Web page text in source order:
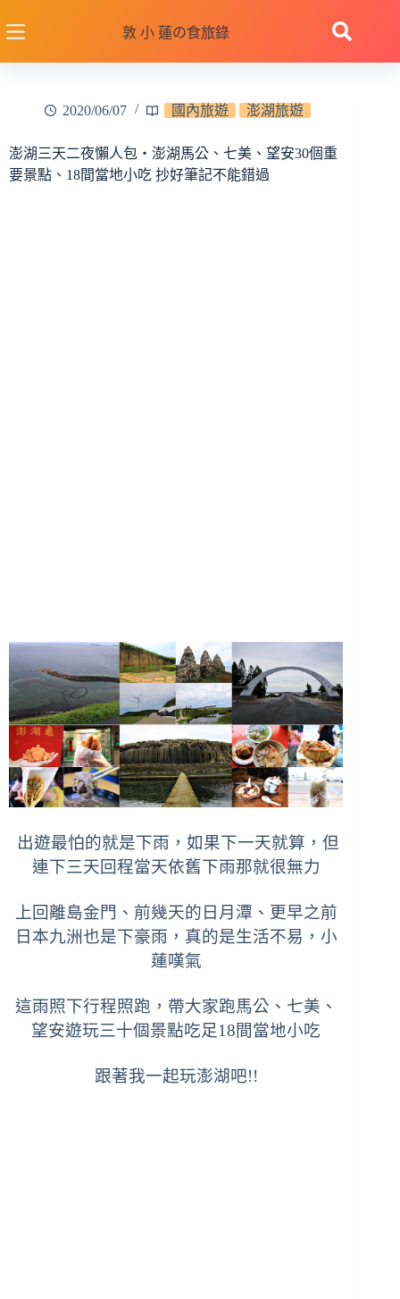
至
敦 小 蓮の食旅錄
2020/06/07 國內旅遊 澎湖旅遊
澎湖三天二夜懶人包‧澎湖馬公、七美、望安30個重
要景點、18間當地小吃 抄好筆記不能錯過
出遊最怕的就是下雨，如果下一天就算，但
連下三天回程當天依舊下雨那就很無力
上回離島金門、前幾天的日月潭、更早之前
日本九洲也是下豪雨，真的是生活不易，小
蓮嘆氣
這雨照下行程照跑，帶大家跑馬公、七美、
望安遊玩三十個景點吃足18間當地小吃
跟著我一起玩澎湖吧!!